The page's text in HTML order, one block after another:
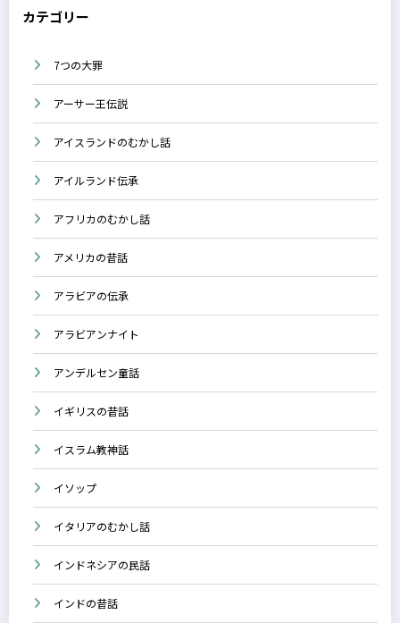
カテゴリー
7つの大罪
アーサー王伝説
アイスランドのむかし話
アイルランド伝承
アフリカのむかし話
アメリカの昔話
アラビアの伝承
アラビアンナイト
アンデルセン童話
イギリスの昔話
イスラム教神話
イソップ
イタリアのむかし話
インドネシアの民話
インドの昔話